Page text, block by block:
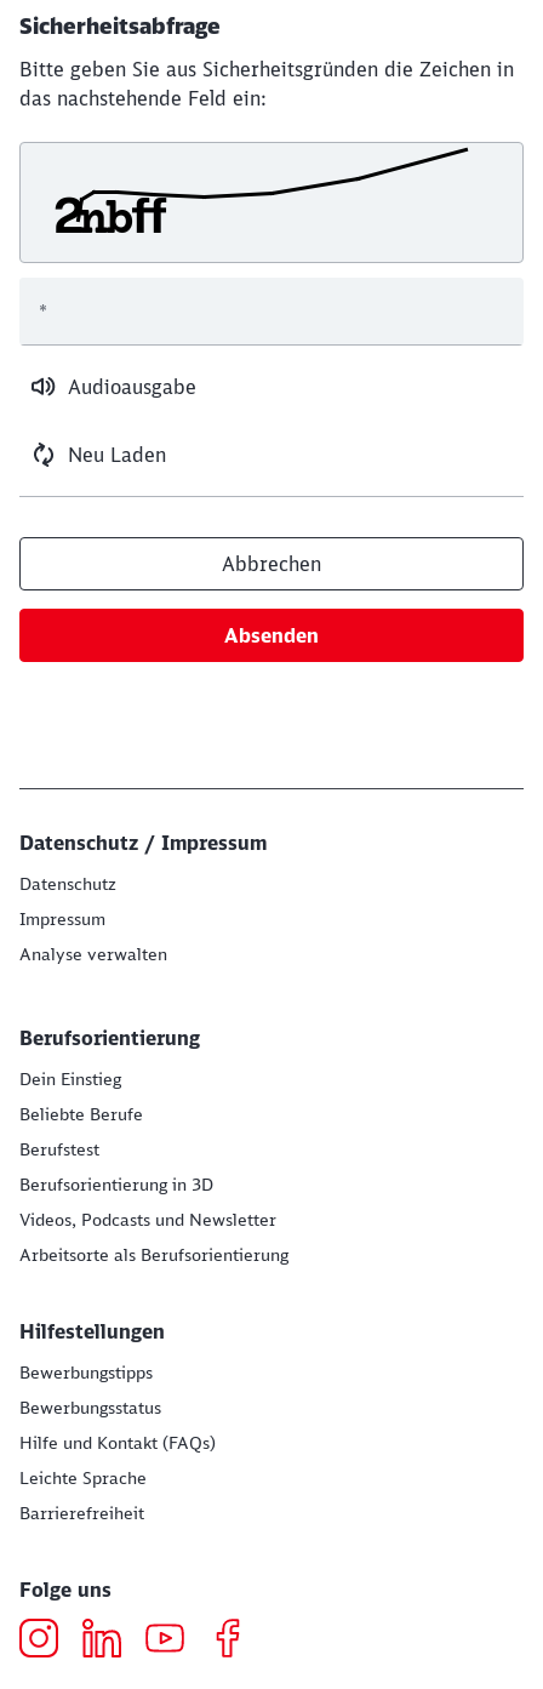
Sicherheitsabfrage
Bitte geben Sie aus Sicherheitsgründen die Zeichen in
das nachstehende Feld ein:
Audioausgabe
Neu Laden
*
Abbrechen
Absenden
Datenschutz / Impressum
Datenschutz
Impressum
Analyse verwalten
Berufsorientierung
Dein Einstieg
Beliebte Berufe
Berufstest
Berufsorientierung in 3D
Videos, Podcasts und Newsletter
Arbeitsorte als Berufsorientierung
Hilfestellungen
Bewerbungstipps
Bewerbungsstatus
Hilfe und Kontakt (FAQs)
Leichte Sprache
Barrierefreiheit
Folge uns